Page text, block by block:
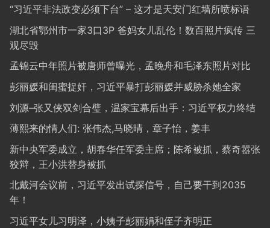
“习近平非法政变必须下台” – 这才是天安门红墙所喷标语
湖北省鄂州市一家3口3P 爸妈女儿乱伦！数百照片疯传 三
观尽毁
孟锦云中年照片被唐师曾曝光，孟晚舟和毛泽东照片对比
彭丽媛和闺蜜捉奸，习近平暴打彭丽媛并威胁杀她全家
刘源–张又侠双剑合璧，温家宝幕后出手：习近平权力终结
薄熙来的情人们: 张伟杰,马晓晴，章子怡，姜丰
新中央军委成立，胡春华任军委主席；陈希被抓，蔡奇嚣张
狡辩，王小洪替身被抓
北戴河会议前，习近平发出试探信号，自己要干到2035
年！
习近平女儿习明泽，小姨子彭丽娟和侄子齐明正